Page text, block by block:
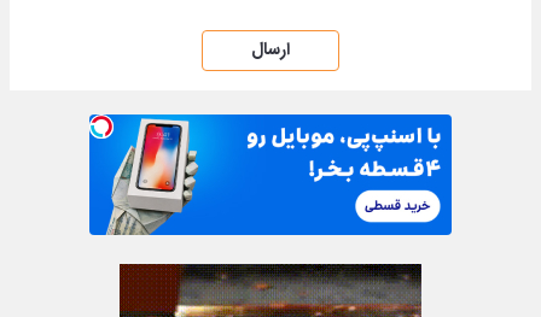
ارسال